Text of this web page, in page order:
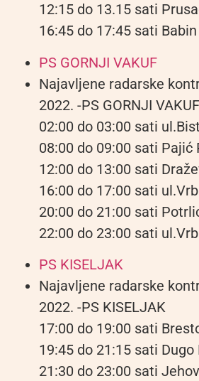
12:15 do 13.15 sati
16:45 do 17:45 sati
PS GORNJI VAKUF
Najavljene radarske
2022. -PS GORNJI
02:00 do 03:00 sati
08:00 do 09:00 sati Pajić
12:00 do 13:00 sati
16:00 do 17:00 sati
20:00 do 21:00 sati
22:00 do 23:00 sati
PS KISELJAK
Najavljene radarske
2022. -PS KISELJAK
17:00 do 19:00 sati
19:45 do 21:15 sati Dugo
21:30 do 23:00 sati